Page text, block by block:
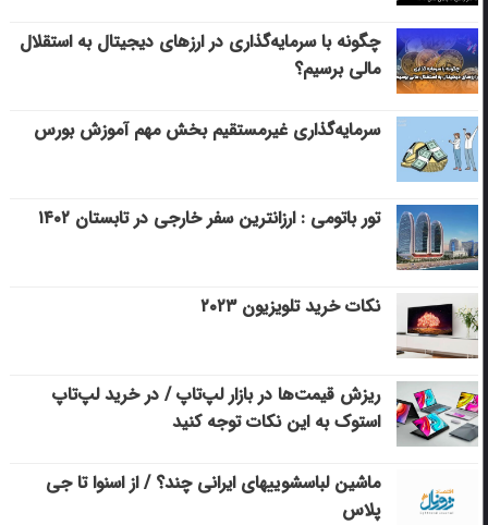
چگونه با سرمایه‌گذاری در ارزهای دیجیتال به استقلال
مالی برسیم؟
سرمایه‌گذاری غیرمستقیم بخش مهم آموزش بورس
تور باتومی : ارزانترین سفر خارجی در تابستان ۱۴۰۲
نکات خرید تلویزیون ۲۰۲۳
ریزش قیمت‌ها در بازار لپ‌تاپ / در خرید لپ‌تاپ
استوک به این نکات توجه کنید
ماشین لباسشویی‎های ایرانی چند؟ / از اسنوا تا جی
پلاس